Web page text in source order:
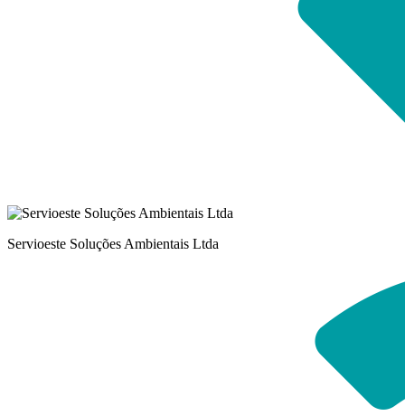
Servioeste Soluções Ambientais Ltda